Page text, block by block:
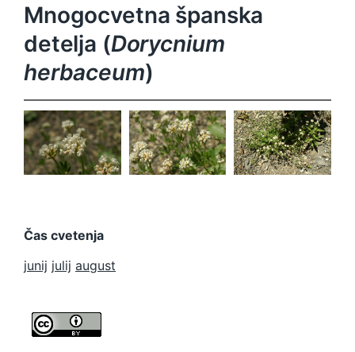
Mnogocvetna španska
detelja (Dorycnium
herbaceum)
Dorycnium
herbaceum
Dorycnium
herbaceum
Dorycnium
herbaceum
Čas cvetenja
junij julij august